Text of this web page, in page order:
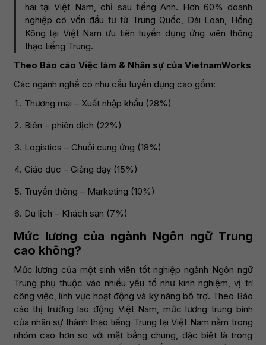
hai tại Việt Nam, chỉ sau tiếng Anh. Hơn 60% doanh
nghiệp có vốn đầu tư từ Trung Quốc, Đài Loan, Hồng
Kông tại Việt Nam ưu tiên tuyển dụng ứng viên thông
thạo tiếng Trung.
Theo Báo cáo Việc làm & Nhân sự của VietnamWorks
Các ngành nghề có nhu cầu tuyển dụng cao gồm:
Thương mại – Xuất nhập khẩu (28%)
Biên – phiên dịch (22%)
Logistics – Chuỗi cung ứng (18%)
Giáo dục – Giảng dạy (15%)
Truyền thông – Marketing (10%)
Du lịch – Khách sạn (7%)
Mức lương của ngành Ngôn ngữ Trung
cao không?
Mức lương của một sinh viên tốt nghiệp ngành Ngôn ngữ
Trung phụ thuộc vào nhiều yếu tố như kinh nghiệm, vị trí
công việc, lĩnh vực hoạt động và kỹ năng bổ trợ. Theo Báo
cáo thị trường lao động Việt Nam, mức lương trung bình
của nhân sự thành thạo tiếng Trung tại Việt Nam nằm trong
nhóm cao hơn so với mặt bằng chung, đặc biệt là trong